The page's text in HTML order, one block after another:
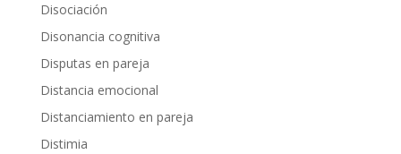
Disociación
Disonancia cognitiva
Disputas en pareja
Distancia emocional
Distanciamiento en pareja
Distimia